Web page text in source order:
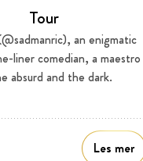
Tour
an enigmatic
liner comedian, a maestro
absurd and the dark.
Les mer